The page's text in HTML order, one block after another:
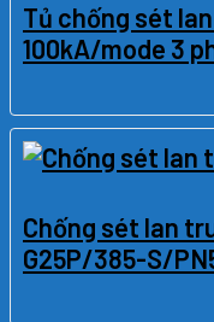
Tủ chống sét
100kA/mode 3
Chống sét lan
G25P/385-S/